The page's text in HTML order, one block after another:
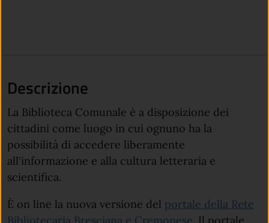
Descrizione
La Biblioteca Comunale è a disposizione dei
cittadini come luogo in cui ognuno ha la
possibilità di accedere liberamente
all'informazione e alla cultura letteraria e
scientifica.
È on line la nuova versione del portale della Rete
(apre in